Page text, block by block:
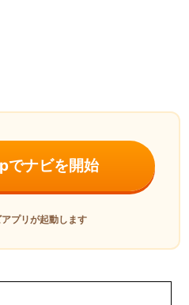
でナビを開始
プリが起動します